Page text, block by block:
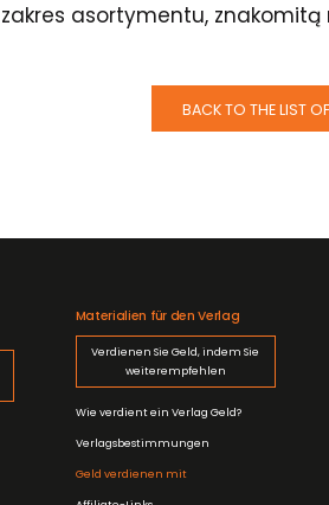
zakres asortymentu,
BACK TO THE LIST
Materialien für den Verlag
Verdienen Sie Geld, indem Sie
weiterempfehlen
Wie verdient ein Verlag Geld?
Verlagsbestimmungen
Geld verdienen mit